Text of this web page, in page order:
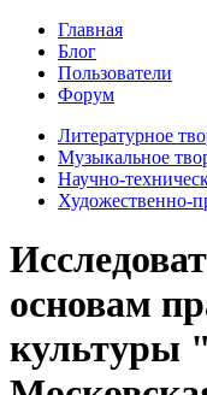
Главная
Блог
Пользователи
Форум
Литературное
Музыкальное
Научно-
Художественно-
основам
культуры